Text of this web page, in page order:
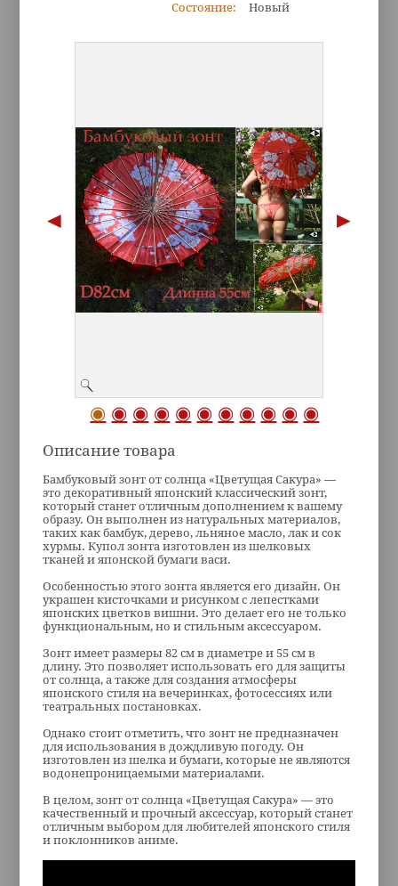
Состояние:
Новый
Описание товара
Бамбуковый зонт от солнца «Цветущая Сакура» —
это декоративный японский классический зонт,
который станет отличным дополнением к вашему
образу. Он выполнен из натуральных материалов,
таких как бамбук, дерево, льняное масло, лак и сок
хурмы. Купол зонта изготовлен из шелковых
тканей и японской бумаги васи.
Особенностью этого зонта является его дизайн. Он
украшен кисточками и рисунком с лепестками
японских цветков вишни. Это делает его не только
функциональным, но и стильным аксессуаром.
Зонт имеет размеры 82 см в диаметре и 55 см в
длину. Это позволяет использовать его для защиты
от солнца, а также для создания атмосферы
японского стиля на вечеринках, фотосессиях или
театральных постановках.
Однако стоит отметить, что зонт не предназначен
для использования в дождливую погоду. Он
изготовлен из шелка и бумаги, которые не являются
водонепроницаемыми материалами.
В целом, зонт от солнца «Цветущая Сакура» — это
качественный и прочный аксессуар, который станет
отличным выбором для любителей японского стиля
и поклонников аниме.